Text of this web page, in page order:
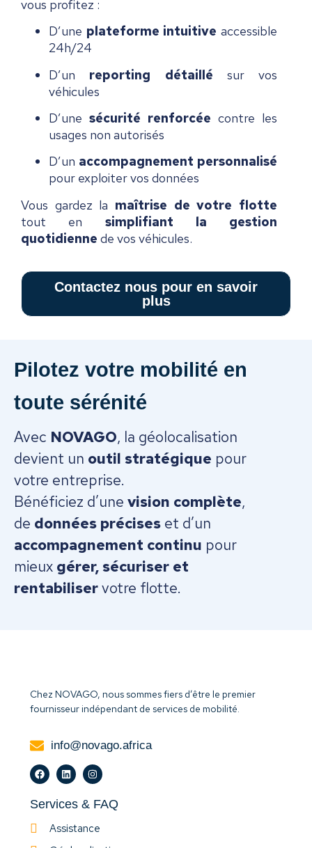
vous profitez :
D’une plateforme intuitive accessible
24h/24
D’un reporting détaillé sur vos
véhicules
D’une sécurité renforcée contre les
usages non autorisés
D’un accompagnement personnalisé
pour exploiter vos données
Vous gardez la maîtrise de votre flotte
tout en simplifiant la gestion
quotidienne de vos véhicules.
Contactez nous pour en savoir
plus
Pilotez votre mobilité en
toute sérénité
Avec NOVAGO, la géolocalisation
devient un outil stratégique pour
votre entreprise.
Bénéficiez d’une vision complète,
de données précises et d’un
accompagnement continu pour
mieux gérer, sécuriser et
rentabiliservotre flotte.
Chez NOVAGO, nous sommes fiers d’être le premier
fournisseur indépendant de services de mobilité.
info@novago.africa
Services & FAQ
Assistance